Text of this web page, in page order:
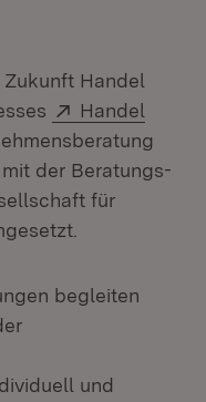
Zukunft Handel
Extern:
Handel
der Beratungs-
für
begleiten
und